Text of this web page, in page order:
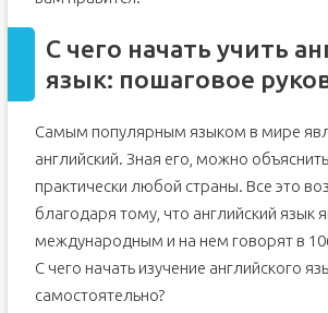
С чего начать учить
язык: пошаговое
Самым популярным языком в мире
английский. Зная его, можно
практически любой страны. Все это
благодаря тому, что английский язык
международным и на нем говорят в
С чего начать изучение английского
самостоятельно?